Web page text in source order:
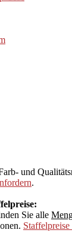
und
.
Sie alle
Staffelpreise